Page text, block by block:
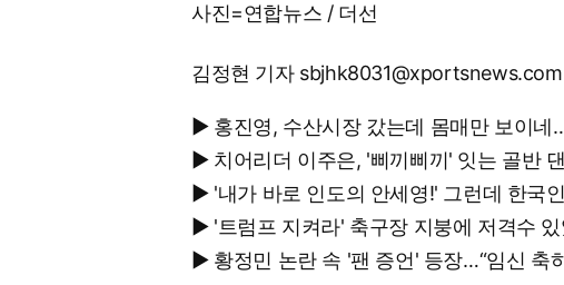
사진=연합뉴스 / 더선
김정현 기자 sbjhk8031@xportsnews.com
▶ 홍진영, 수산시장 갔는데 몸매만 보이
▶ 치어리더 이주은, '삐끼삐끼' 잇는 골반
▶ '내가 바로 인도의 안세영!' 그런데 한국
▶ '트럼프 지켜라' 축구장 지붕에 저격수
▶ 황정민 논란 속 '팬 증언' 등장…“임신 축